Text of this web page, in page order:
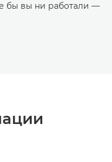
бы вы ни работали —